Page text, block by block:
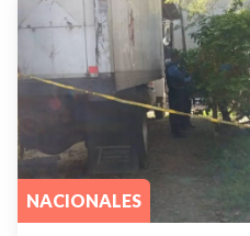
NACIONALES